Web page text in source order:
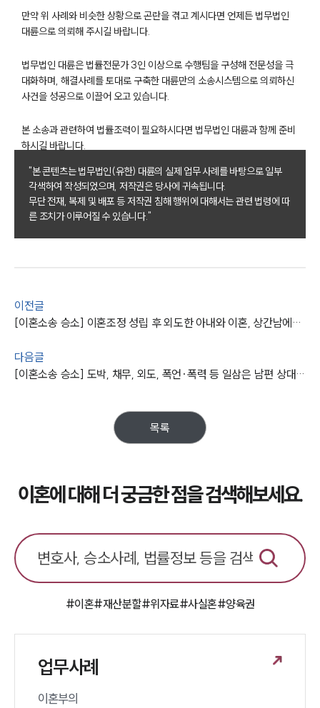
고객의 소리
통합검색
AI대륜
업무사례
사례분석/최신동향
이혼 법률정보
법률지식인
이혼소송·상담후기
업무분야
업무
구성원 소개
소식/자료
언론보도
법률서식
뉴스레터/브로슈어
대륜법률상담예약
만약 위 사례와 비슷한 상황으로 곤란을 겪고 계시다면 언제든 법무법인
대륜으로 의뢰해 주시길 바랍니다.
법무법인 대륜은 법률전문가 3인 이상으로 수행팀을 구성해 전문성을 극
대화하며, 해결사례를 토대로 구축한 대륜만의 소송시스템으로 의뢰하신
사건을 성공으로 이끌어 오고 있습니다.
본 소송과 관련하여 법률조력이 필요하시다면 법무법인 대륜과 함께 준비
하시길 바랍니다.
"본 콘텐츠는 법무법인(유한) 대륜의 실제 업무 사례를 바탕으로 일부
각색하여 작성되었으며, 저작권은 당사에 귀속됩니다.
무단 전재, 복제 및 배포 등 저작권 침해 행위에 대해서는 관련 법령에 따
른 조치가 이루어질 수 있습니다."
이전글
[이혼소송 승소] 이혼조정 성립 후 외도한 아내와 이혼, 상간남에게 수천만 원 위자료 받아냄
다음글
[이혼소송 승소] 도박, 채무, 외도, 폭언·폭력 등 일삼은 남편 상대로 이혼 등 위자료, 양육권, 양육비 획득
목록
이혼에 대해 더 궁금한 점을 검색해보세요.
#이혼#재산분할#위자료#사실혼#양육권
업무사례
이혼부의